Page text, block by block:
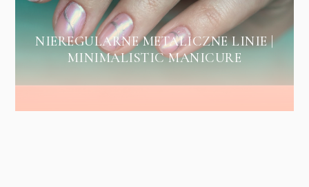
NIEREGULARNE METALICZNE LINIE |
MINIMALISTIC MANICURE